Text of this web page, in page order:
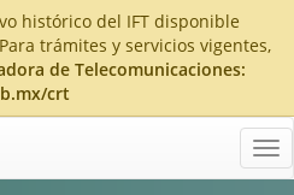
histórico del IFT disponible
trámites y servicios vigentes,
de Telecomunicaciones:
crt